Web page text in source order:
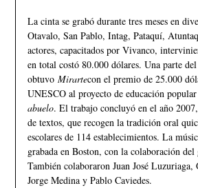
La cinta se grabó durante tres meses en
Otavalo, San Pablo, Intag, Pataquí,
actores, capacitados por Vivanco,
en total costó 80.000 dólares. Una parte
obtuvo Mirartecon el premio de 25.000
UNESCO al proyecto de educación popular
abuelo. El trabajo concluyó en el año
de textos, que recogen la tradición oral
escolares de 114 establecimientos. La
grabada en Boston, con la colaboración
También colaboraron Juan José
Jorge Medina y Pablo Caviedes.